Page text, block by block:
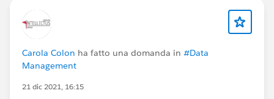
Carola Colon ha fatto una domanda in #Data
Management
21 dic 2021, 16:15